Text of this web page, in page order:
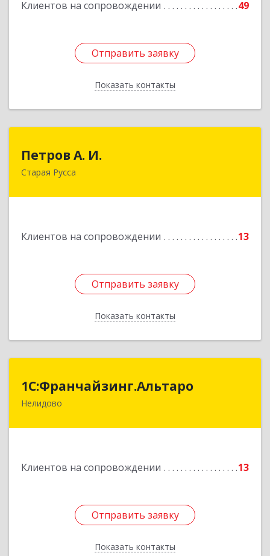
Клиентов на сопровождении 49
Отправить заявку
Показать контакты
Подробнее
Отправить заявку
Назад
Петров А. И.
Старая Русса
Клиентов на сопровождении 13
Отправить заявку
Показать контакты
Отправить заявку
Назад
1С:Франчайзинг.Альтаро
Нелидово
Клиентов на сопровождении 13
Отправить заявку
Показать контакты
1С:Франчайзинг.Альтаро
172527, Тверская обл, Нелидово г, Матросова
Отправить заявку
Назад